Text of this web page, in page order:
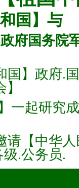
国】与
府国务院
国】政府.
一起研究
请【中华
.公务员.